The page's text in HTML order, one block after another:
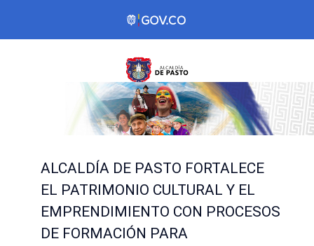
ALCALDÍA DE PASTO FORTALECE
EL PATRIMONIO CULTURAL Y EL
EMPRENDIMIENTO CON PROCESOS
DE FORMACIÓN PARA